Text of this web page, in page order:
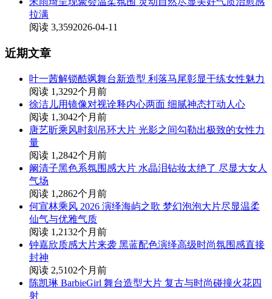
拉满
阅读 3,3592026-04-11
近期文章
叶一茜解锁酷飒舞台新造型 利落马尾彰显干练女性魅力
阅读 1,3292个月前
徐洁儿用镜像对视诠释内心两面 细腻神态打动人心
阅读 1,3042个月前
唐艺昕乘风时刻吊环大片 光影之间勾勒出极致的女性力
量
阅读 1,2842个月前
阚清子黑色系氛围感大片 水晶泪钻妆太绝了 尽显大女人
气场
阅读 1,2862个月前
何宣林乘风 2026 演绎海屿之歌 梦幻泡泡大片尽显温柔
仙气与优雅气质
阅读 1,2132个月前
钟嘉欣质感大片来袭 黑蓝配色演绎高级时尚氛围感直接
封神
阅读 2,5102个月前
陈凯琳 BarbieGirl 舞台造型大片 复古与时尚碰撞火花四
射